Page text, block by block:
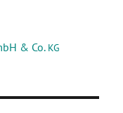
& Co. KG